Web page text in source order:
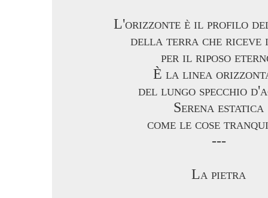
L'orizzonte è il profilo
della terra che riceve
per il riposo
È la linea
del lungo specchio
Serena estatica
come le cose
---
La pietra